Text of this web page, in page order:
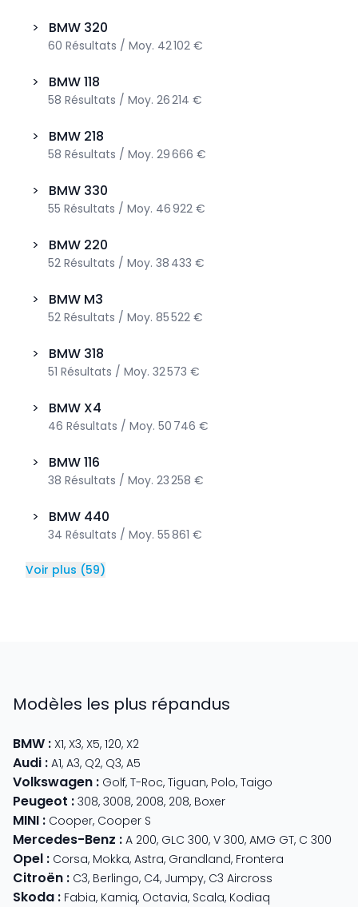
> BMW 320
60 Résultats / Moy. 42 102 €
> BMW118
58 Résultats / Moy. 26 214 €
> BMW 218
58 Résultats / Moy. 29 666 €
> BMW 330
55 Résultats / Moy. 46 922 €
> BMW 220
52 Résultats / Moy. 38 433 €
> BMW M3
52 Résultats / Moy. 85 522 €
> BMW 318
51 Résultats / Moy. 32 573 €
> BMW X4
46 Résultats / Moy. 50 746 €
> BMW116
38 Résultats / Moy. 23 258 €
> BMW 440
34 Résultats / Moy. 55 861 €
Voir plus (59)
Modèles les plus répandus
BMW : X1, X3, X5, 120, X2
Audi : A1, A3, Q2, Q3, A5
Volkswagen : Golf, T-Roc, Tiguan, Polo, Taigo
Peugeot : 308, 3008, 2008, 208, Boxer
MINI : Cooper, Cooper S
Mercedes-Benz : A 200, GLC 300, V 300, AMG GT, C 300
Opel : Corsa, Mokka, Astra, Grandland, Frontera
Citroën : C3, Berlingo, C4, Jumpy, C3 Aircross
Skoda : Fabia, Kamiq, Octavia, Scala, Kodiaq